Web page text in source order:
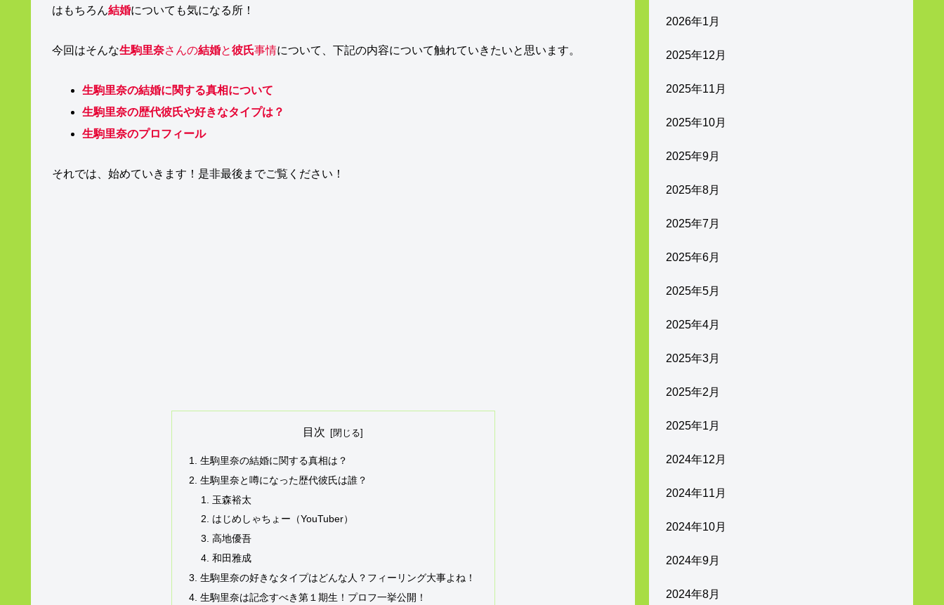
はもちろん結婚についても気になる所！
今回はそんな生駒里奈さんの結婚と彼氏事情について、下記の内容について触れていきたいと思います。
生駒里奈の結婚に関する真相について
生駒里奈の歴代彼氏や好きなタイプは？
生駒里奈のプロフィール
それでは、始めていきます！是非最後までご覧ください！
目次
生駒里奈の結婚に関する真相は？
生駒里奈と噂になった歴代彼氏は誰？
玉森裕太
はじめしゃちょー（YouTuber）
高地優吾
和田雅成
生駒里奈の好きなタイプはどんな人？フィーリング大事よね！
生駒里奈は記念すべき第１期生！プロフ一挙公開！
2026年1月
2025年12月
2025年11月
2025年10月
2025年9月
2025年8月
2025年7月
2025年6月
2025年5月
2025年4月
2025年3月
2025年2月
2025年1月
2024年12月
2024年11月
2024年10月
2024年9月
2024年8月